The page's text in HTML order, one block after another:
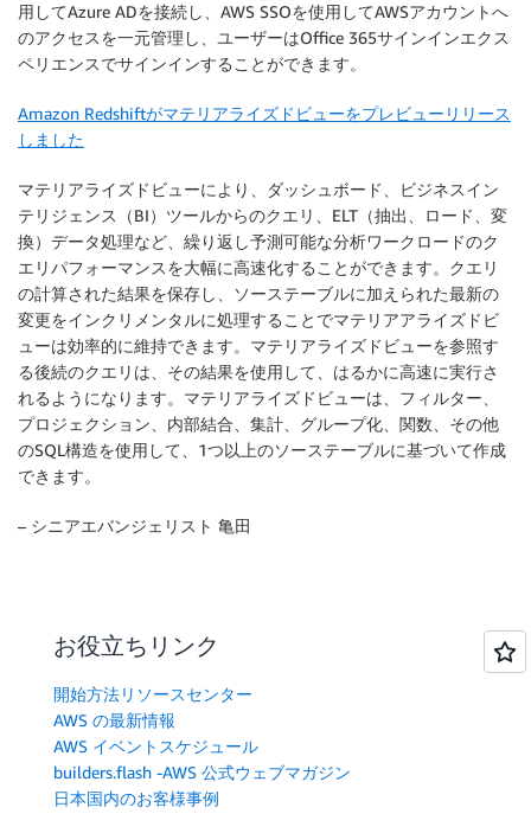
用してAzure ADを接続し、AWS SSOを使用してAWSアカウントへ
のアクセスを一元管理し、ユーザーはOffice 365サインインエクス
ペリエンスでサインインすることができます。
Amazon Redshiftがマテリアライズドビューをプレビューリリース
しました
マテリアライズドビューにより、ダッシュボード、ビジネスイン
テリジェンス（BI）ツールからのクエリ、ELT（抽出、ロード、変
換）データ処理など、繰り返し予測可能な分析ワークロードのク
エリパフォーマンスを大幅に高速化することができます。クエリ
の計算された結果を保存し、ソーステーブルに加えられた最新の
変更をインクリメンタルに処理することでマテリアアライズドビ
ューは効率的に維持できます。マテリアライズドビューを参照す
る後続のクエリは、その結果を使用して、はるかに高速に実行さ
れるようになります。マテリアライズドビューは、フィルター、
プロジェクション、内部結合、集計、グループ化、関数、その他
のSQL構造を使用して、1つ以上のソーステーブルに基づいて作成
できます。
– シニアエバンジェリスト 亀田
お役立ちリンク
開始方法リソースセンター
AWS の最新情報
AWS イベントスケジュール
builders.flash -AWS 公式ウェブマガジン
日本国内のお客様事例